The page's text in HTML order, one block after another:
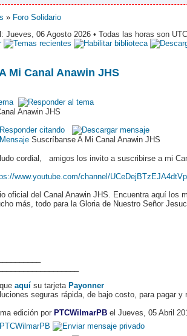
» Foro Solidario
Jueves, 06 Agosto 2026 • Todas las horas son
Mi Canal Anawin JHS
Anawin JHS
Suscríbanse A Mi Canal Anawin JHS
cordial,
amigos los invito a suscribirse a mi
www.youtube.com/channel/
oficial del Canal Anawin JHS. Encuentra aquí los
más, todo para la Gloria de Nuestro Señor
aquí su tarjeta Payonner
seguras rápida, de bajo costo, para pagar y
edición por PTCWilmarPB el Jueves, 05 Abril